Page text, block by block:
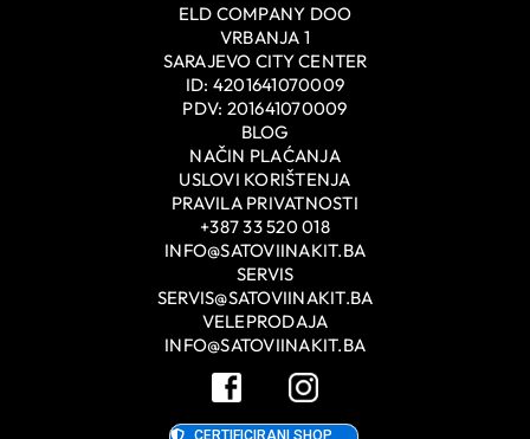
ELD COMPANY DOO
VRBANJA 1
SARAJEVO CITY CENTER
ID: 4201641070009
PDV: 201641070009
BLOG
NAČIN PLAĆANJA
USLOVI KORIŠTENJA
PRAVILA PRIVATNOSTI
+387 33 520 018
INFO@SATOVIINAKIT.BA
SERVIS
SERVIS@SATOVIINAKIT.BA
VELEPRODAJA
INFO@SATOVIINAKIT.BA